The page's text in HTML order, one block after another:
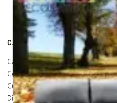
CATEGORÍAS DE PRODUCTOS
Carteles Para Puertas
(3)
Cocina(13)
Cuadros en Vinilos(105)
Diseños en Vinilo